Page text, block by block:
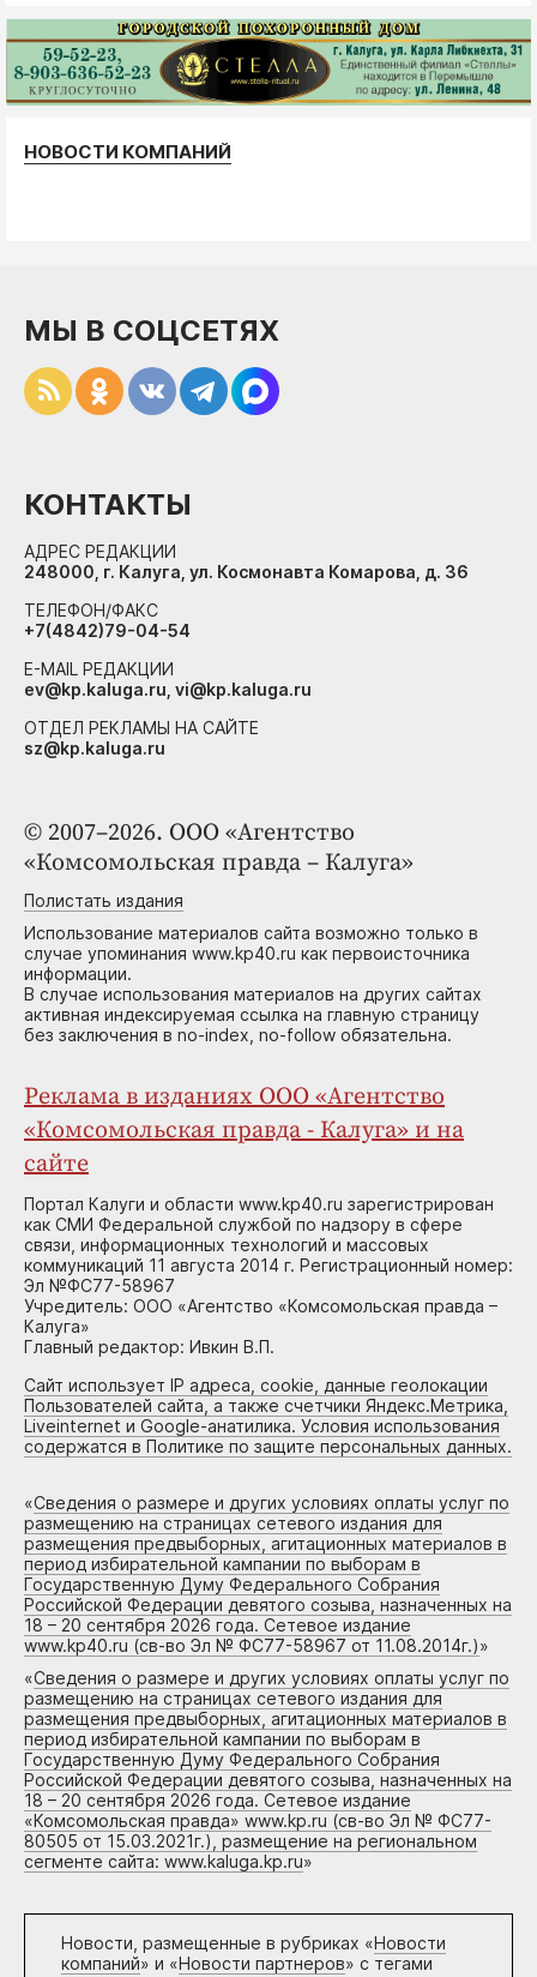
НОВОСТИ КОМПАНИЙ
© 2007–2026. ООО «Агентство
«Комсомольская правда – Калуга»
Полистать издания
Использование материалов сайта возможно только в
случае упоминания www.kp40.ru как первоисточника
информации.
В случае использования материалов на других сайтах
активная индексируемая ссылка на главную страницу
без заключения в no-index, no-follow обязательна.
Реклама в изданиях ООО «Агентство
«Комсомольская правда - Калуга» и на
сайте
Портал Калуги и области www.kp40.ru зарегистрирован
как СМИ Федеральной службой по надзору в сфере
связи, информационных технологий и массовых
коммуникаций 11 августа 2014 г. Регистрационный номер:
Эл №ФС77-58967
Учредитель: ООО «Агентство «Комсомольская правда –
Калуга»
Главный редактор: Ивкин В.П.
Сайт использует IP адреса, cookie, данные геолокации
Пользователей сайта, а также счетчики Яндекс.Метрика,
Liveinternet и Google-анатилика. Условия использования
содержатся в Политике по защите персональных данных.
«Сведения о размере и других условиях оплаты услуг по
размещению на страницах сетевого издания для
размещения предвыборных, агитационных материалов в
период избирательной кампании по выборам в
Государственную Думу Федерального Собрания
Российской Федерации девятого созыва, назначенных на
18 – 20 сентября 2026 года. Сетевое издание
www.kp40.ru (св-во Эл № ФС77-58967 от 11.08.2014г.)»
«Сведения о размере и других условиях оплаты услуг по
размещению на страницах сетевого издания для
размещения предвыборных, агитационных материалов в
период избирательной кампании по выборам в
Государственную Думу Федерального Собрания
Российской Федерации девятого созыва, назначенных на
18 – 20 сентября 2026 года. Сетевое издание
«Комсомольская правда» www.kp.ru (св-во Эл № ФС77-
80505 от 15.03.2021г.), размещение на региональном
сегменте сайта: www.kaluga.kp.ru»
Новости, размещенные в рубриках «Новости
компаний» и «Новости партнеров» с тегами
МЫ В СОЦСЕТЯХ
КОНТАКТЫ
АДРЕС РЕДАКЦИИ
248000, г. Калуга, ул. Космонавта Комарова, д. 36
ТЕЛЕФОН/ФАКС
+7(4842)79-04-54
E-MAIL РЕДАКЦИИ
ev@kp.kaluga.ru, vi@kp.kaluga.ru
ОТДЕЛ РЕКЛАМЫ НА САЙТЕ
sz@kp.kaluga.ru